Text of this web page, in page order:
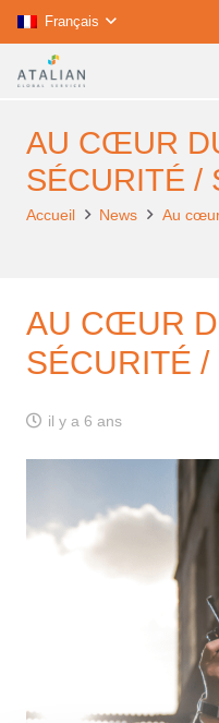
Français
AU CŒUR
SÉCURITÉ /
Accueil News Au
AU CŒUR
SÉCURITÉ /
il y a 6 ans